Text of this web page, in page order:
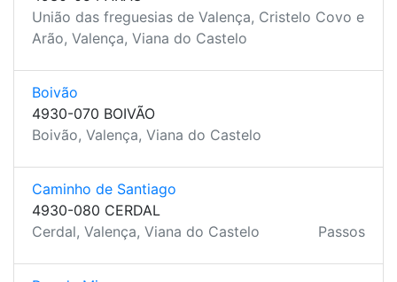
União das freguesias de Valença, Cristelo Covo e
Arão, Valença, Viana do Castelo
Boivão
4930-070 BOIVÃO
Boivão, Valença, Viana do Castelo
Caminho de Santiago
4930-080 CERDAL
Cerdal, Valença, Viana do Castelo
Passos